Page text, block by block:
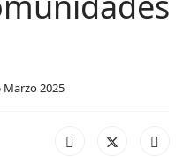
Marzo 2025